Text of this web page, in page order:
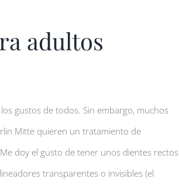
adultos
gustos de todos. Sin embargo, muchos
Mitte quieren un tratamiento de
doy el gusto de tener unos dientes rectos
transparentes o invisibles (el